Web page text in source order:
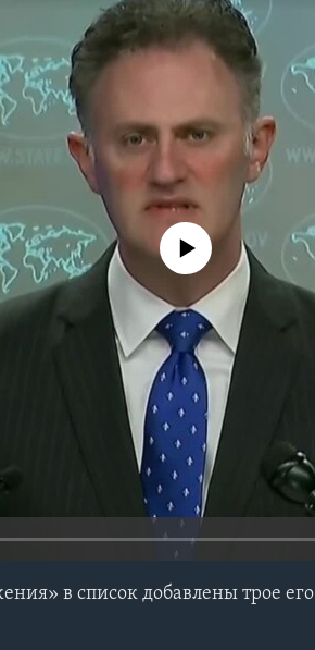
No media source currently
в список добавлены трое